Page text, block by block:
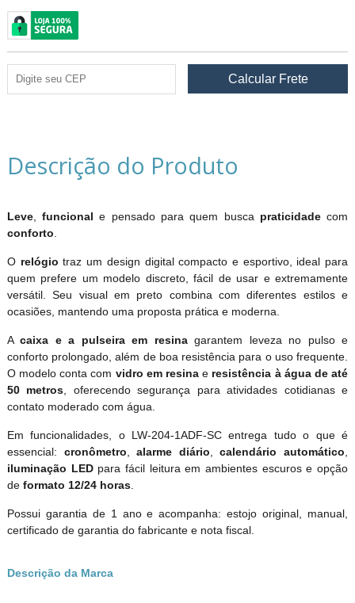
Descrição do Produto
Leve,funcional e pensado para quem busca praticidadecom
conforto
O relógio traz um design digital compacto e esportivo, ideal para
quem prefere um modelo discreto, fácil de usar e extremamente
versátil. Seu visual em preto combina com diferentes estilos e
ocasiões, mantendo uma proposta prática e moderna.
Acaixa e a pulseira em resinagarantem leveza no pulso e
conforto prolongado, além de boa resistência para o uso frequente.
O modelo conta com vidro em resina e resistência à água de até
50 metros , oferecendo segurança para atividades cotidianas e
contato moderado com água.
Em funcionalidades, o LW-204-1ADF-SC entrega tudo o que é
essencial: cronômetro ,alarme diário ,calendário automático
iluminação LEDpara fácil leitura em ambientes escuros e opção
de formato 12/24 horas.
Possui garantia de 1 ano e acompanha: estojo original, manual,
certificado de garantia do fabricante e nota fiscal.
Descrição da Marca